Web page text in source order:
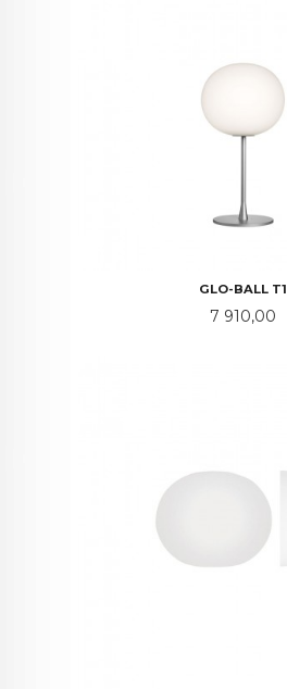
GLO-BALL T1
Pris
7 910,00